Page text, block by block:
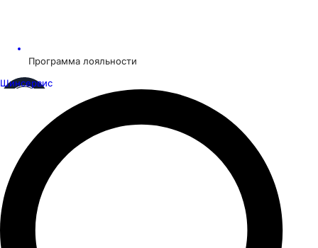
Программа лояльности
Шинсервис